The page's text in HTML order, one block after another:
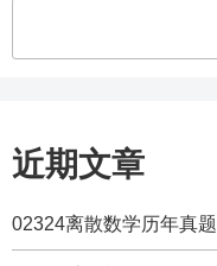
近期文章
02324离散数学历年真题